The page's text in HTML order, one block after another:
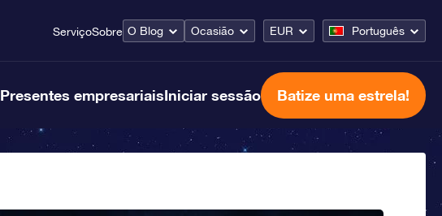
ServiçoSobre O Blog Ocasião EUR Português
Presentes empresariaisIniciar sessão Batize uma estrela!